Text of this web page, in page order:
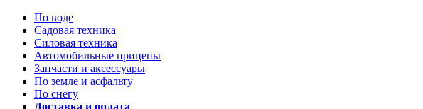
По воде
Садовая техника
Силовая техника
Автомобильные прицепы
Запчасти и аксессуары
По земле и асфальту
По снегу
Доставка и оплата